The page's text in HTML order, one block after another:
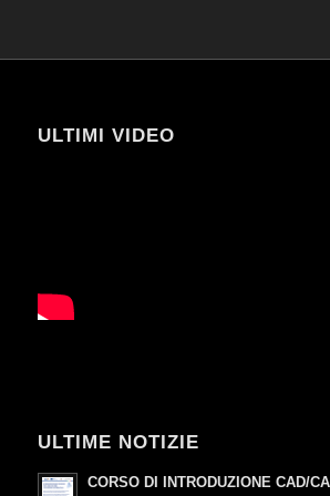
ULTIMI VIDEO
ULTIME NOTIZIE
CORSO DI INTRODUZIONE CAD/